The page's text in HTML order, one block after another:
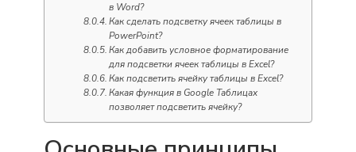
в Word?
Как сделать подсветку ячеек таблицы в
PowerPoint?
Как добавить условное форматирование
для подсветки ячеек таблицы в Excel?
Как подсветить ячейку таблицы в Excel?
Какая функция в Google Таблицах
позволяет подсветить ячейку?